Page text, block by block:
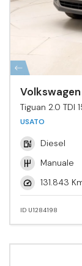
Tiguan 2.0 TDI
Tech.
USATO
Diesel
Manuale
131.843
ID U1284198